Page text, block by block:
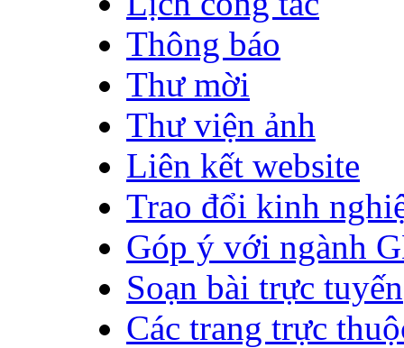
Thông báo
Thư mời
Thư viện ảnh
Liên kết website
Trao đổi kinh
Góp ý với ngành
Soạn bài trực tuyến
Các trang trực